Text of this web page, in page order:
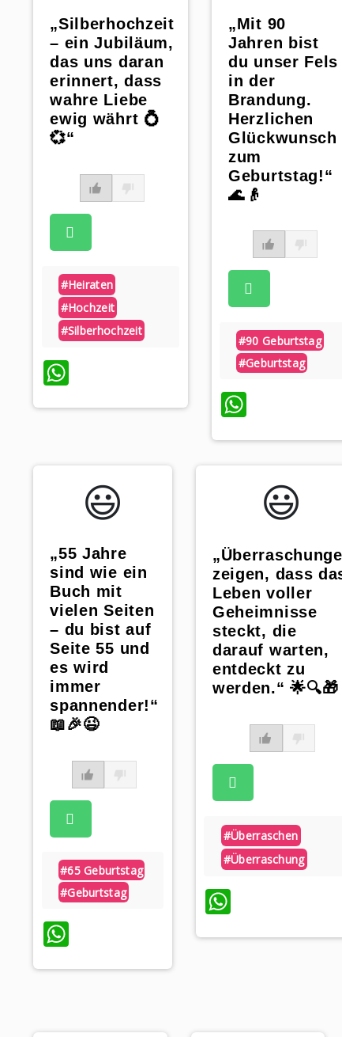
„Silberhochzeit
– ein Jubiläum,
das uns daran
erinnert, dass
wahre Liebe
ewig währt 💍
💞“
#heiraten
#hochzeit
#silberhochzeit
WhatsApp
„Mit 90
Jahren bist
du unser Fels
in der
Brandung.
Herzlichen
Glückwunsch
zum
Geburtstag!“
🌊👴
#90 Geburtstag
#geburtstag
😃️
„55 Jahre
sind wie ein
Buch mit
vielen Seiten
– du bist auf
Seite 55 und
es wird
immer
spannender!“
📖🎉😉
#65 Geburtstag
#geburtstag
WhatsApp
😃️
zeigen, dass
Leben voller
Geheimnisse
steckt, die
darauf warten,
entdeckt zu
werden.“ 🌟🔍🎁
#überraschen
#überraschung